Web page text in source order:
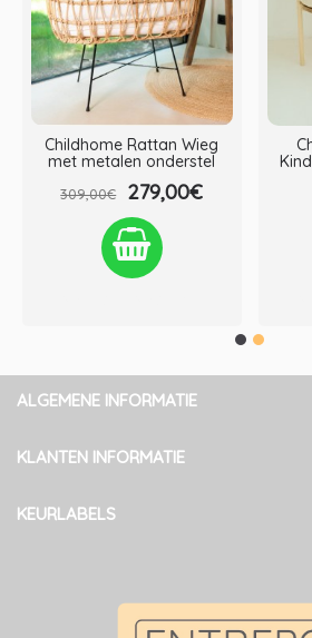
Childhome Rattan Wieg
met metalen onderstel
309,00€ 279,00€
ALGEMENE INFORMATIE
KLANTEN INFORMATIE
KEURLABELS